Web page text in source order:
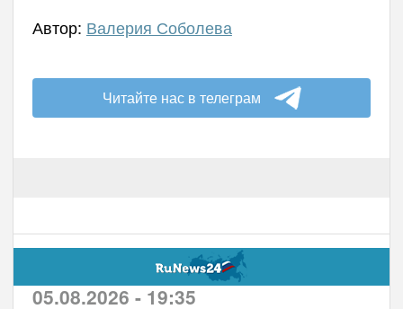
Автор: Валерия Соболева
Читайте нас в телеграм
05.08.2026 - 19:35